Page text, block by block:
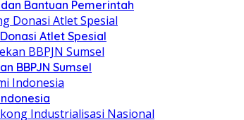
Bantuan Pemerintah
Atlet Spesial
BBPJN Sumsel